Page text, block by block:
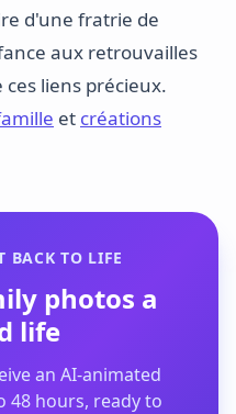
d'une fratrie de
aux retrouvailles
liens précieux.
et créations
BACK TO LIFE
photos a
life
an AI-animated
48 hours, ready to